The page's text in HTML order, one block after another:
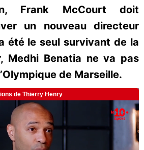
Frank McCourt doit
un nouveau directeur
été le seul survivant de la
Medhi Benatia ne va pas
de Marseille.